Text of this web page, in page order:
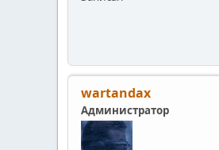
wartandax
Администратор